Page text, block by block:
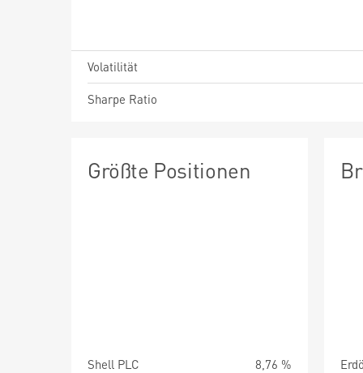
Volatilität
Sharpe Ratio
Größte Positionen
Shell PLC
8,76 %